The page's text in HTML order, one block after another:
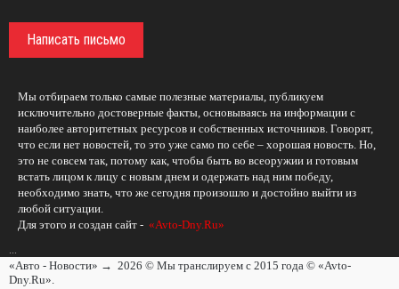
Написать письмо
Мы отбираем только самые полезные материалы, публикуем
исключительно достоверные факты, основываясь на информации с
наиболее авторитетных ресурсов и собственных источников. Говорят,
что если нет новостей, то это уже само по себе – хорошая новость. Но,
это не совсем так, потому как, чтобы быть во всеоружии и готовым
встать лицом к лицу с новым днем и одержать над ним победу,
необходимо знать, что же сегодня произошло и достойно выйти из
любой ситуации.
Для этого и создан сайт - «Avto-Dny.Ru»
...
«Авто - Новости» → 2026 © Мы транслируем с 2015 года © «Avto-
Dny.Ru».